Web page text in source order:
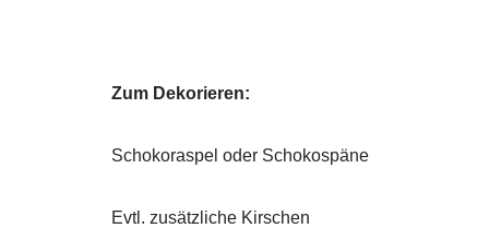
Zum Dekorieren:
Schokoraspel oder Schokospäne
Evtl. zusätzliche Kirschen